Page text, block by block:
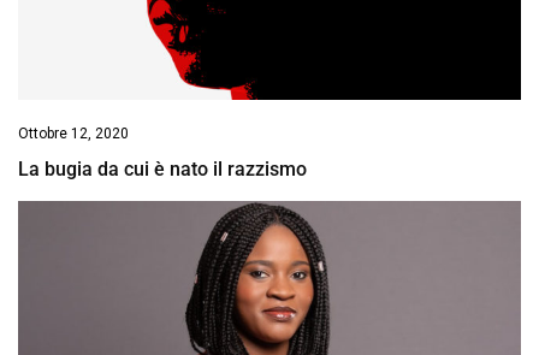
Ottobre 12, 2020
La bugia da cui è nato il razzismo